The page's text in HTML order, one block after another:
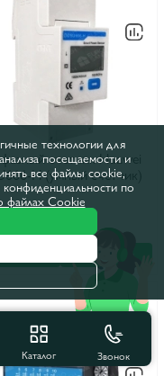
счетчик Huawei
H (умный счетчик)
В рассрочку
Каталог Звонок
технологии для
посещаемости и
все файлы cookie,
по
Cookie